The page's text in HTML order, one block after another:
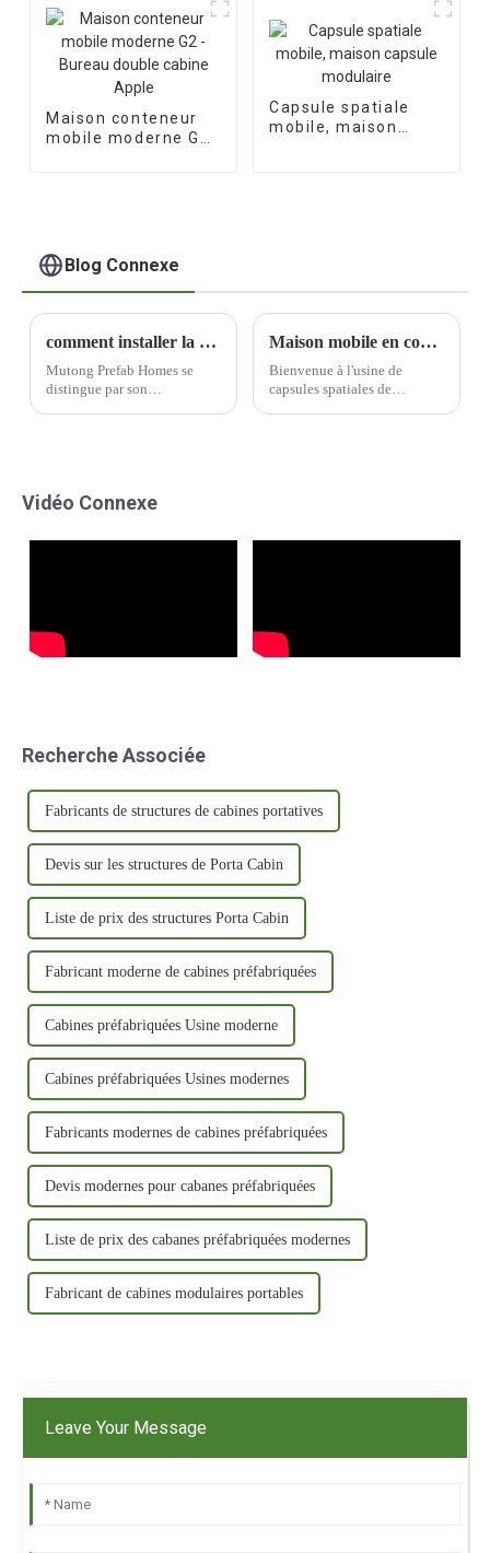
Maison conteneur
mobile moderne G2
Capsule spatiale
mobile, maison
Blog Connexe
comment installer la maison préfabriquée ?
Mutong Prefab Homes se
distingue par son
offrant ainsi une grande
nécessaire. Ce...
Maison mobile en conteneur - Des clients belges sont venus à l'usine de capsules spatiales de Mutong pour une inspection sur place
Bienvenue à l'usine de
capsules spatiales de
Vidéo Connexe
Recherche Associée
Fabricants de structures de cabines portatives
Devis sur les structures de Porta Cabin
Liste de prix des structures Porta Cabin
Fabricant moderne de cabines préfabriquées
Cabines préfabriquées Usine moderne
Cabines préfabriquées Usines modernes
Fabricants modernes de cabines préfabriquées
Devis modernes pour cabanes préfabriquées
Liste de prix des cabanes préfabriquées modernes
Fabricant de cabines modulaires portables
Leave Your Message